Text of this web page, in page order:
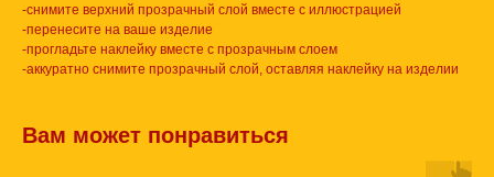
-снимите верхний прозрачный слой вместе с иллюстрацией
-перенесите на ваше изделие
-прогладьте наклейку вместе с прозрачным слоем
-аккуратно снимите прозрачный слой, оставляя наклейку на изделии
Вам может понравиться